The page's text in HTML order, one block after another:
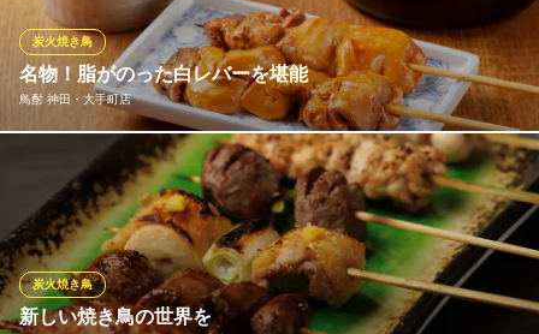
名物！脂がのった白レバーを堪能
鳥酎 神田・大手町店
炭火焼き鳥
日替わりの希少部位や変わり串など、様々な炭火焼鳥をお手頃価
格でご提供！名物の白レバーは、親鳥を使っているので脂がのっ
ていてまろやか◎脂肪が豊富なため、トロリとしていて臭みがな
いのが特徴です。普通のレバーが苦手な方でも、白レバーなら食
べられるというお声多数！色々な部位を楽しみたい方は盛り合わ
せを◎
新しい焼き鳥の世界を
炭火焼き鳥